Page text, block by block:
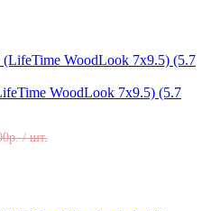
WoodLook 7x9.5) (5.7
/ шт.